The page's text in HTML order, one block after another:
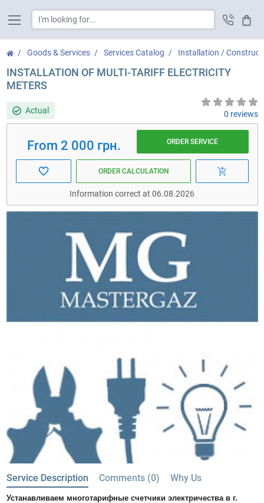
Cart
Goods & Services Services Catalog Installation /
INSTALLATION OF MULTI-TARIFF ELECTRICITY
METERS
Actual 0 reviews
From 2 000 грн. ORDER SERVICE
ORDER CALCULATION
Information correct at 06.08.2026
Service Description Comments (0) Why Us
Устанавливаем многотарифные счетчики электричества в г.